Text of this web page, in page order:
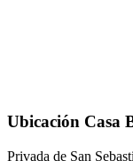
Ubicación Casa
Privada de San